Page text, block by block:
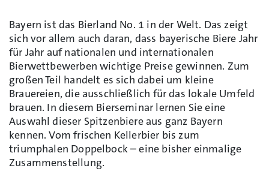
Bayern ist das Bierland No. 1 in der Welt. Das zeigt
sich vor allem auch daran, dass bayerische Biere Jahr
für Jahr auf nationalen und internationalen
Bierwettbewerben wichtige Preise gewinnen. Zum
großen Teil handelt es sich dabei um kleine
Brauereien, die ausschließlich für das lokale Umfeld
brauen. In diesem Bierseminar lernen Sie eine
Auswahl dieser Spitzenbiere aus ganz Bayern
kennen. Vom frischen Kellerbier bis zum
triumphalen Doppelbock – eine bisher einmalige
Zusammenstellung.